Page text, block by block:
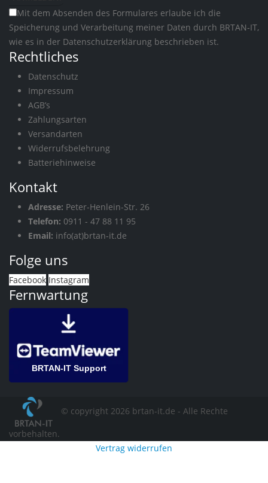
Mit dem Absenden des Formulares erlaube ich die
Speicherung und Verarbeitung meiner Daten durch BRTAN-IT,
wie es in der Datenschutzerklärung beschrieben ist.
Rechtliches
Datenschutz
Impressum
AGB’s
Zahlungsarten
Versandarten
Widerrufsbelehrung
Batteriehinweise
Kontakt
Adresse: Peter-Henlein-Str. 26
Telefon: 0911 - 47 88 11 95
Email: info(at)brtan-it.de
Folge uns
Facebook Instagram
Fernwartung
BRTAN-IT Support
© copyright 2026 brtan-it.de - Alle Rechte
vorbehalten.
Vertrag widerrufen